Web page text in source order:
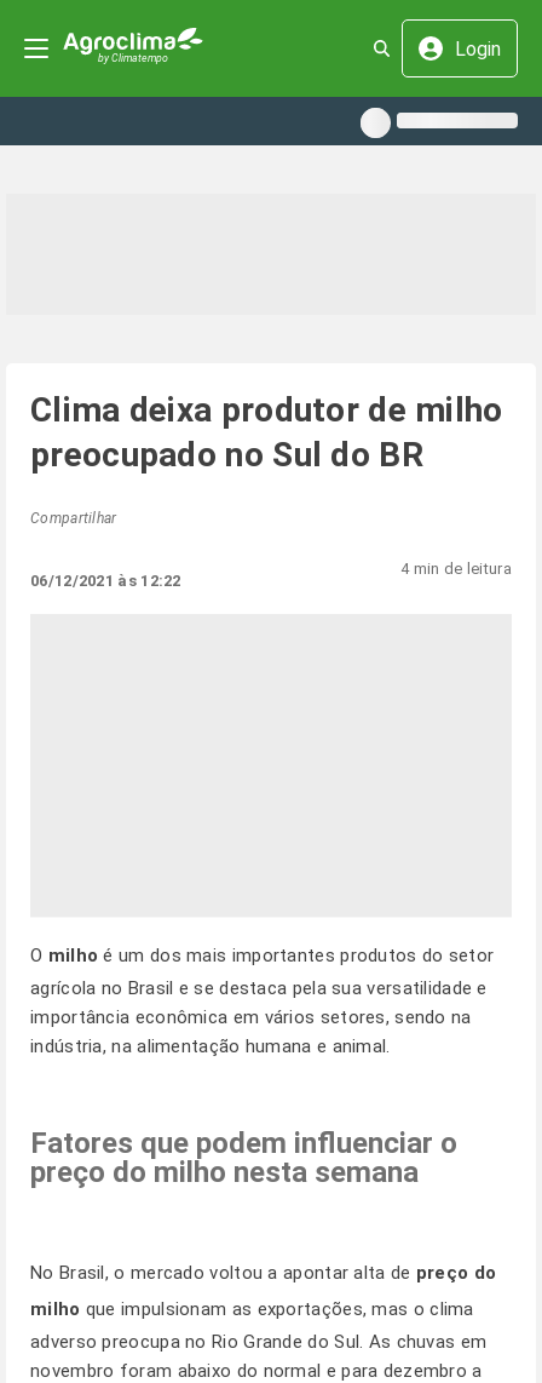
Login
Clima deixa produtor de milho
preocupado no Sul do BR
Compartilhar
06/12/2021 às 12:22
4 min de leitura
O milho é um dos mais importantes produtos do setor
agrícola no Brasil e se destaca pela sua versatilidade e
importância econômica em vários setores, sendo na
indústria, na alimentação humana e animal.
Fatores que podem influenciar o
preço do milho nesta semana
No Brasil, o mercado voltou a apontar alta de preço do
milho que impulsionam as exportações, mas o clima
adverso preocupa no Rio Grande do Sul. As chuvas em
novembro foram abaixo do normal e para dezembro a